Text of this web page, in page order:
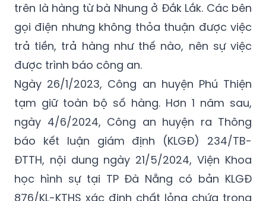
trên là hàng từ bà Nhung ở Đắk Lắk. Các bên
gọi điện nhưng không thỏa thuận được việc
trả tiền, trả hàng như thế nào, nên sự việc
được trình báo công an.
Ngày 26/1/2023, Công an huyện Phú Thiện
tạm giữ toàn bộ số hàng. Hơn 1 năm sau,
ngày 4/6/2024, Công an huyện ra Thông
báo kết luận giám định (KLGĐ) 234/TB-
ĐTTH, nội dung ngày 21/5/2024, Viện Khoa
học hình sự tại TP Đà Nẵng có bản KLGĐ
876/KL-KTHS xác định chất lỏng chứa trong